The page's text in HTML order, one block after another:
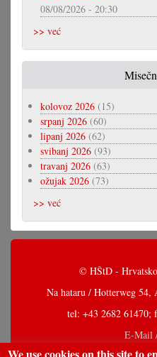
08/08/2026 - 20:30
>> već
kolovoz 2026 (15)
srpanj 2026 (60)
lipanj 2026 (62)
svibanj 2026 (93)
travanj 2026 (63)
ožujak 2026 (73)
>> već
© HŠtD -
Na hataru / Hotterweg 54,
tel: +43 2682 61470;
E-Mail